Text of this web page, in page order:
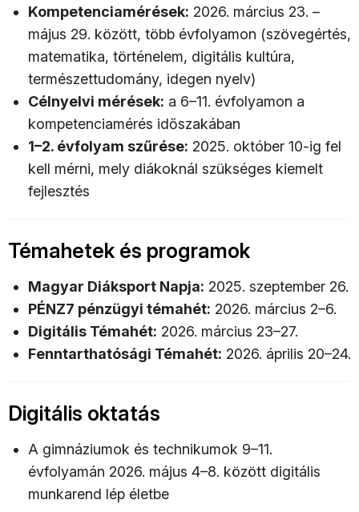
Kompetenciamérések: 2026. március 23. –
május 29. között, több évfolyamon (szövegértés,
matematika, történelem, digitális kultúra,
természettudomány, idegen nyelv)
Célnyelvi mérések: a 6–11. évfolyamon a
kompetenciamérés időszakában
1–2. évfolyam szűrése: 2025. október 10-ig fel
kell mérni, mely diákoknál szükséges kiemelt
fejlesztés
Témahetek és programok
Magyar Diáksport Napja: 2025. szeptember 26.
PÉNZ7 pénzügyi témahét: 2026. március 2–6.
Digitális Témahét: 2026. március 23–27.
Fenntarthatósági Témahét: 2026. április 20–24.
Digitális oktatás
A gimnáziumok és technikumok 9–11.
évfolyamán 2026. május 4–8. között digitális
munkarend lép életbe